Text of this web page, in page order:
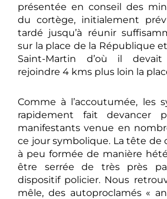
présentée en conseil des
du cortège, initialement
tardé jusqu’à réunir
sur la place de la République
Saint-Martin d’où il devait
rejoindre 4 kms plus loin la
Comme à l’accoutumée, les
rapidement fait devancer
manifestants venue en
ce jour symbolique. La tête de
à peu formée de manière
être serrée de très près
dispositif policier. Nous
mêle, des autoproclamés «